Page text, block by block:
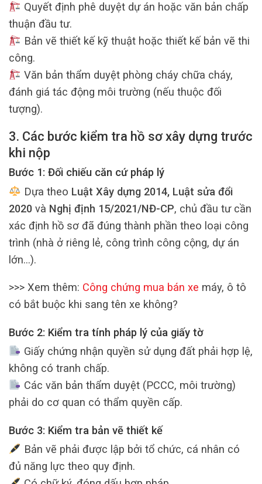
Quyết định phê duyệt dự án hoặc văn bản chấp
thuận đầu tư.
Bản vẽ thiết kế kỹ thuật hoặc thiết kế bản vẽ thi
công.
Văn bản thẩm duyệt phòng cháy chữa cháy,
đánh giá tác động môi trường (nếu thuộc đối
tượng).
3. Các bước kiểm tra hồ sơ xây dựng trước
khi nộp
Bước 1: Đối chiếu căn cứ pháp lý
Dựa theo Luật Xây dựng 2014, Luật sửa đổi
2020 và Nghị định 15/2021/NĐ-CP, chủ đầu tư cần
xác định hồ sơ đã đúng thành phần theo loại công
trình (nhà ở riêng lẻ, công trình công cộng, dự án
lớn…).
>>> Xem thêm: Công chứng mua bán xe máy, ô tô
có bắt buộc khi sang tên xe không?
Bước 2: Kiểm tra tính pháp lý của giấy tờ
Giấy chứng nhận quyền sử dụng đất phải hợp lệ,
không có tranh chấp.
Các văn bản thẩm duyệt (PCCC, môi trường)
phải do cơ quan có thẩm quyền cấp.
Bước 3: Kiểm tra bản vẽ thiết kế
Bản vẽ phải được lập bởi tổ chức, cá nhân có
đủ năng lực theo quy định.